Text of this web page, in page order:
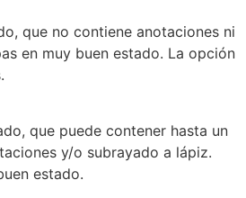
que no contiene anotaciones ni
en muy buen estado. La opción
que puede contener hasta un
y/o subrayado a lápiz.
estado.